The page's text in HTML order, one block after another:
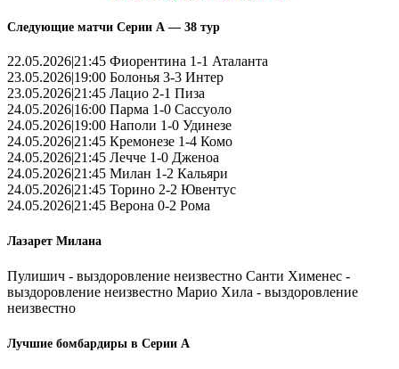
Следующие матчи Серии А — 38 тур
22.05.2026|21:45 Фиорентина 1-1 Аталанта
23.05.2026|19:00 Болонья 3-3 Интер
23.05.2026|21:45 Лацио 2-1 Пиза
24.05.2026|16:00 Парма 1-0 Сассуоло
24.05.2026|19:00 Наполи 1-0 Удинезе
24.05.2026|21:45 Кремонезе 1-4 Комо
24.05.2026|21:45 Лечче 1-0 Дженоа
24.05.2026|21:45 Милан 1-2 Кальяри
24.05.2026|21:45 Торино 2-2 Ювентус
24.05.2026|21:45 Верона 0-2 Рома
Лазарет Милана
Пулишич - выздоровление неизвестно Санти Хименес -
выздоровление неизвестно Марио Хила - выздоровление
неизвестно
Лучшие бомбардиры в Серии А